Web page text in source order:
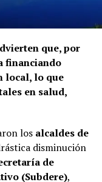
que, por
financiando
local, lo que
en salud,
los alcaldes de
disminución
de
(Subdere),